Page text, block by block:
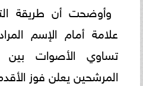
وأوضحت أن طريقة
علامة أمام الإسم
تساوي الأصوات بين
المرشحين يعلن فوز